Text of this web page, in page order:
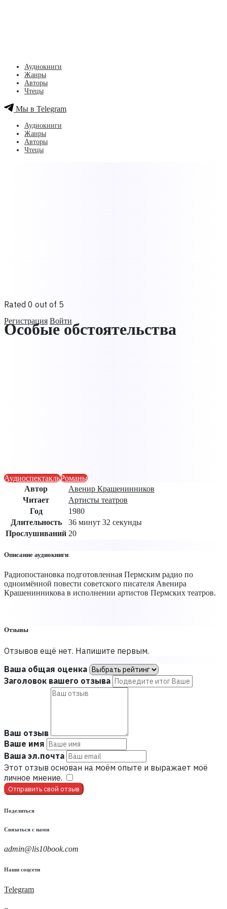
Регистрация Войти
Аудиокниги
Жанры
Авторы
Чтецы
Мы в Telegram
Аудиокниги
Жанры
Авторы
Чтецы
Rated 0 out of 5
Особые обстоятельства
АудиоспектакльРоманы
Автор
Авенир Крашенинников
Читает
Артисты теaтров
Год
1980
Длительность
36 минут 32 секунды
Прослушиваний 20
Описание аудиокниги
Радиопостановка подготовленная Пермским радио по
одноимённой повести советского писателя Авенира
Крашенинникова в исполнении артистов Пермских театров.
Отзывы
Отзывов ещё нет. Напишите первым.
Ваша общая оценка
Заголовок вашего отзыва
Ваш отзыв
Ваше имя
Ваша эл.почта
Этот отзыв основан на моём опыте и выражает моё
личное мнение.
Отправить свой отзыв
Поделиться
Связаться с нами
admin@lis10book.com
Наши соцсети
Telegram